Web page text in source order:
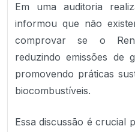
Em uma auditoria
informou que não
comprovar se o
reduzindo emissões de
promovendo práticas
biocombustíveis.
Essa discussão é crucial